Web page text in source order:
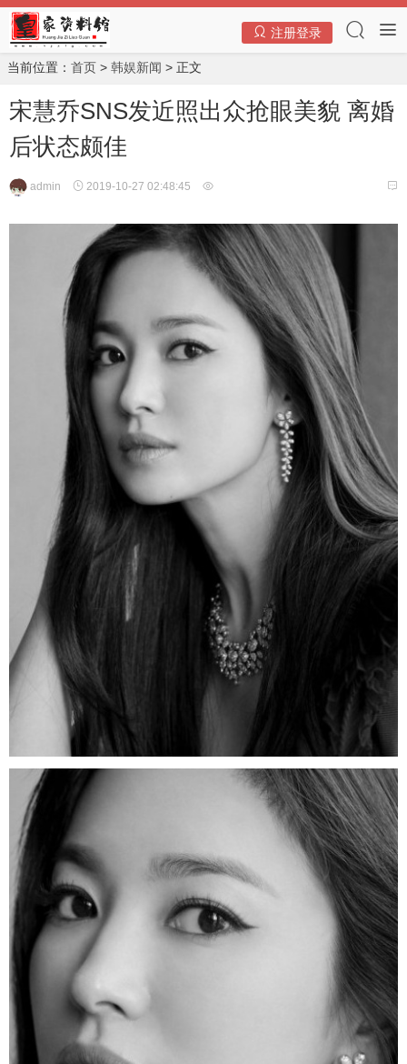
注册登录
当前位置： 首页 > 韩娱新闻 > 正文
宋慧乔SNS发近照出众抢眼美貌 离婚
后状态颇佳
admin 2019-10-27 02:48:45